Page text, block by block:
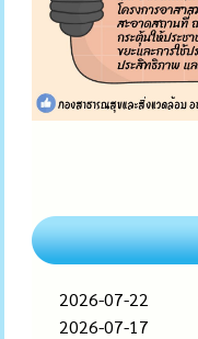
2026-07-22
2026-07-17